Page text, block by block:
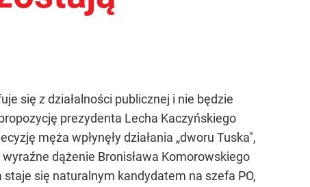
się z działalności publicznej i nie będzie
prezydenta Lecha Kaczyńskiego
męża wpłynęły działania „dworu Tuska",
dążenie Bronisława Komorowskiego
się naturalnym kandydatem na szefa PO,